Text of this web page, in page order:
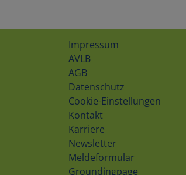
Impressum
AVLB
AGB
Datenschutz
Cookie-Einstellungen
Kontakt
Karriere
Newsletter
Meldeformular
Groundingpage